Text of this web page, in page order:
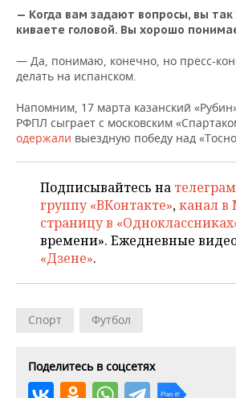
ХОККЕЙ С МЯЧОМ
ПРОИСШЕСТВИЯ
— Когда вам задают вопросы, вы так
киваете головой. Вы хорошо
— Да, понимаю, конечно, но пресс-
делать на испанском.
Напомним, 17 марта казанский
РФПЛ сыграет с московским
одержали выездную победу над
Подписывайтесь на
группу «ВКонтакте»,канал в
страницу в
времени». Ежедневные
«Дзене».
Спорт Футбол
Поделитесь в соцсетях